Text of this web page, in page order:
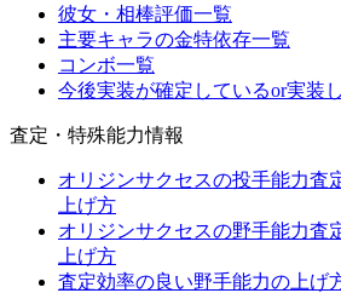
彼女・相棒評価一覧
主要キャラの金特依存一覧
コンボ一覧
今後実装が確定しているor実装
査定・特殊能力情報
オリジンサクセスの投手能力査
上げ方
オリジンサクセスの野手能力査
上げ方
査定効率の良い野手能力の上げ